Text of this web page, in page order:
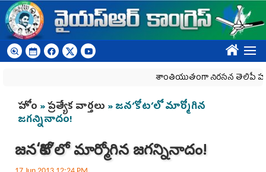
Skip to main content
????
శాంతియుతంగా నిరసన తెలిపే హక్కును
You are here
హోం »ప్రత్యేక వార్తలు » జన‘కోట’లో మార్మోగిన
జగన్నినాదం!
జన‘కోట’లో మార్మోగిన జగన్నినాదం!